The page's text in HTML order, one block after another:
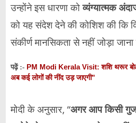
उन्होंने इस धारणा कोव्यंग्यात्मक
को यह संदेश देने की कोशिश की कि
संकीर्ण मानसिकता से नहीं जोड़ा जाना
पढ़ें :- PM Modi Kerala Visit: शशि थरूर
अब कई लोगों की नींद उड़ जाएगी"
मोदी के अनुसार, “अगर आप किसी